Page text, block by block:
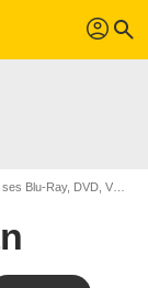
profil search
Ray, DVD, VOD, SVOD